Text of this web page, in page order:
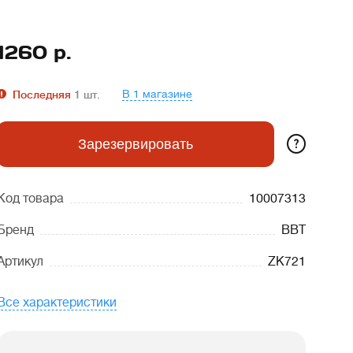
р.
Последняя 1 шт. В 1 магазине
Зарезервировать ?
товара 10007313
BBT
ZK721
характеристики